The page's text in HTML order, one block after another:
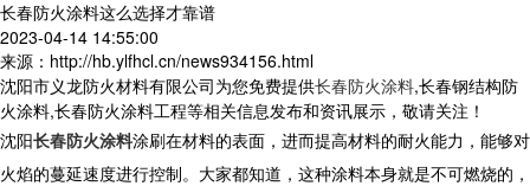
长春防火涂料这么选择才靠谱
2023-04-14 14:55:00
来源：http://hb.ylfhcl.cn/news934156.html
沈阳市义龙防火材料有限公司为您免费提供长春防火涂料,长春钢结构防
火涂料,长春防火涂料工程等相关信息发布和资讯展示，敬请关注！
沈阳长春防火涂料涂刷在材料的表面，进而提高材料的耐火能力，能够对
火焰的蔓延速度进行控制。大家都知道，这种涂料本身就是不可燃烧的，